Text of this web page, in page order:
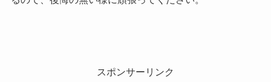
スポンサーリンク